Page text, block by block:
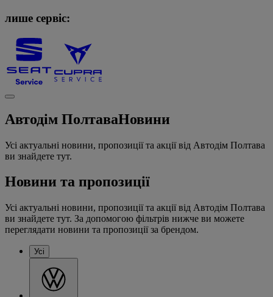
лише сервіс:
Автодім ПолтаваНовини
Усі актуальні новини, пропозиції та акції від Автодім Полтава
ви знайдете тут.
Новини та пропозиції
Усі актуальні новини, пропозиції та акції від Автодім Полтава
ви знайдете тут. За допомогою фільтрів нижче ви можете
переглядати новини та пропозиції за брендом.
Усі